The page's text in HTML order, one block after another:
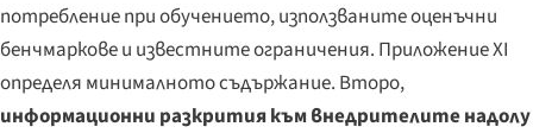
потребление при обучението, използваните оценъчни
бенчмаркове и известните ограничения. Приложение XI
определя минималното съдържание. Второ,
информационни разкрития към внедрителите надолу